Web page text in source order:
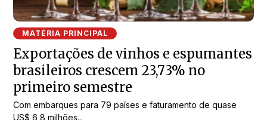
MATÉRIA PRINCIPAL
Exportações de vinhos e espumantes
brasileiros crescem 23,73% no
primeiro semestre
Com embarques para 79 países e faturamento de quase
US$ 6,8 milhões...